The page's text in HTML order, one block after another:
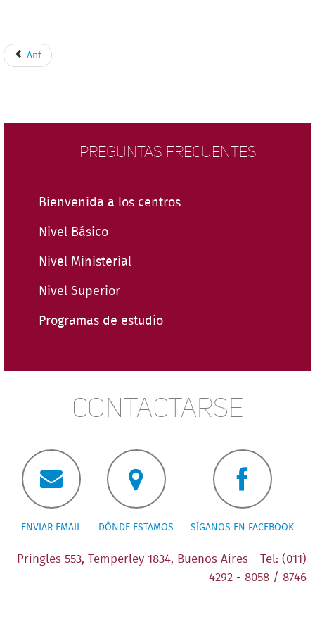
Ant
PREGUNTAS FRECUENTES
Bienvenida a los centros
Nivel Básico
Nivel Ministerial
Nivel Superior
Programas de estudio
Contactarse
ENVIAR EMAIL DÓNDE ESTAMOS SÍGANOS EN FACEBOOK
Pringles 553, Temperley 1834, Buenos Aires - Tel: (011)
4292 - 8058 / 8746